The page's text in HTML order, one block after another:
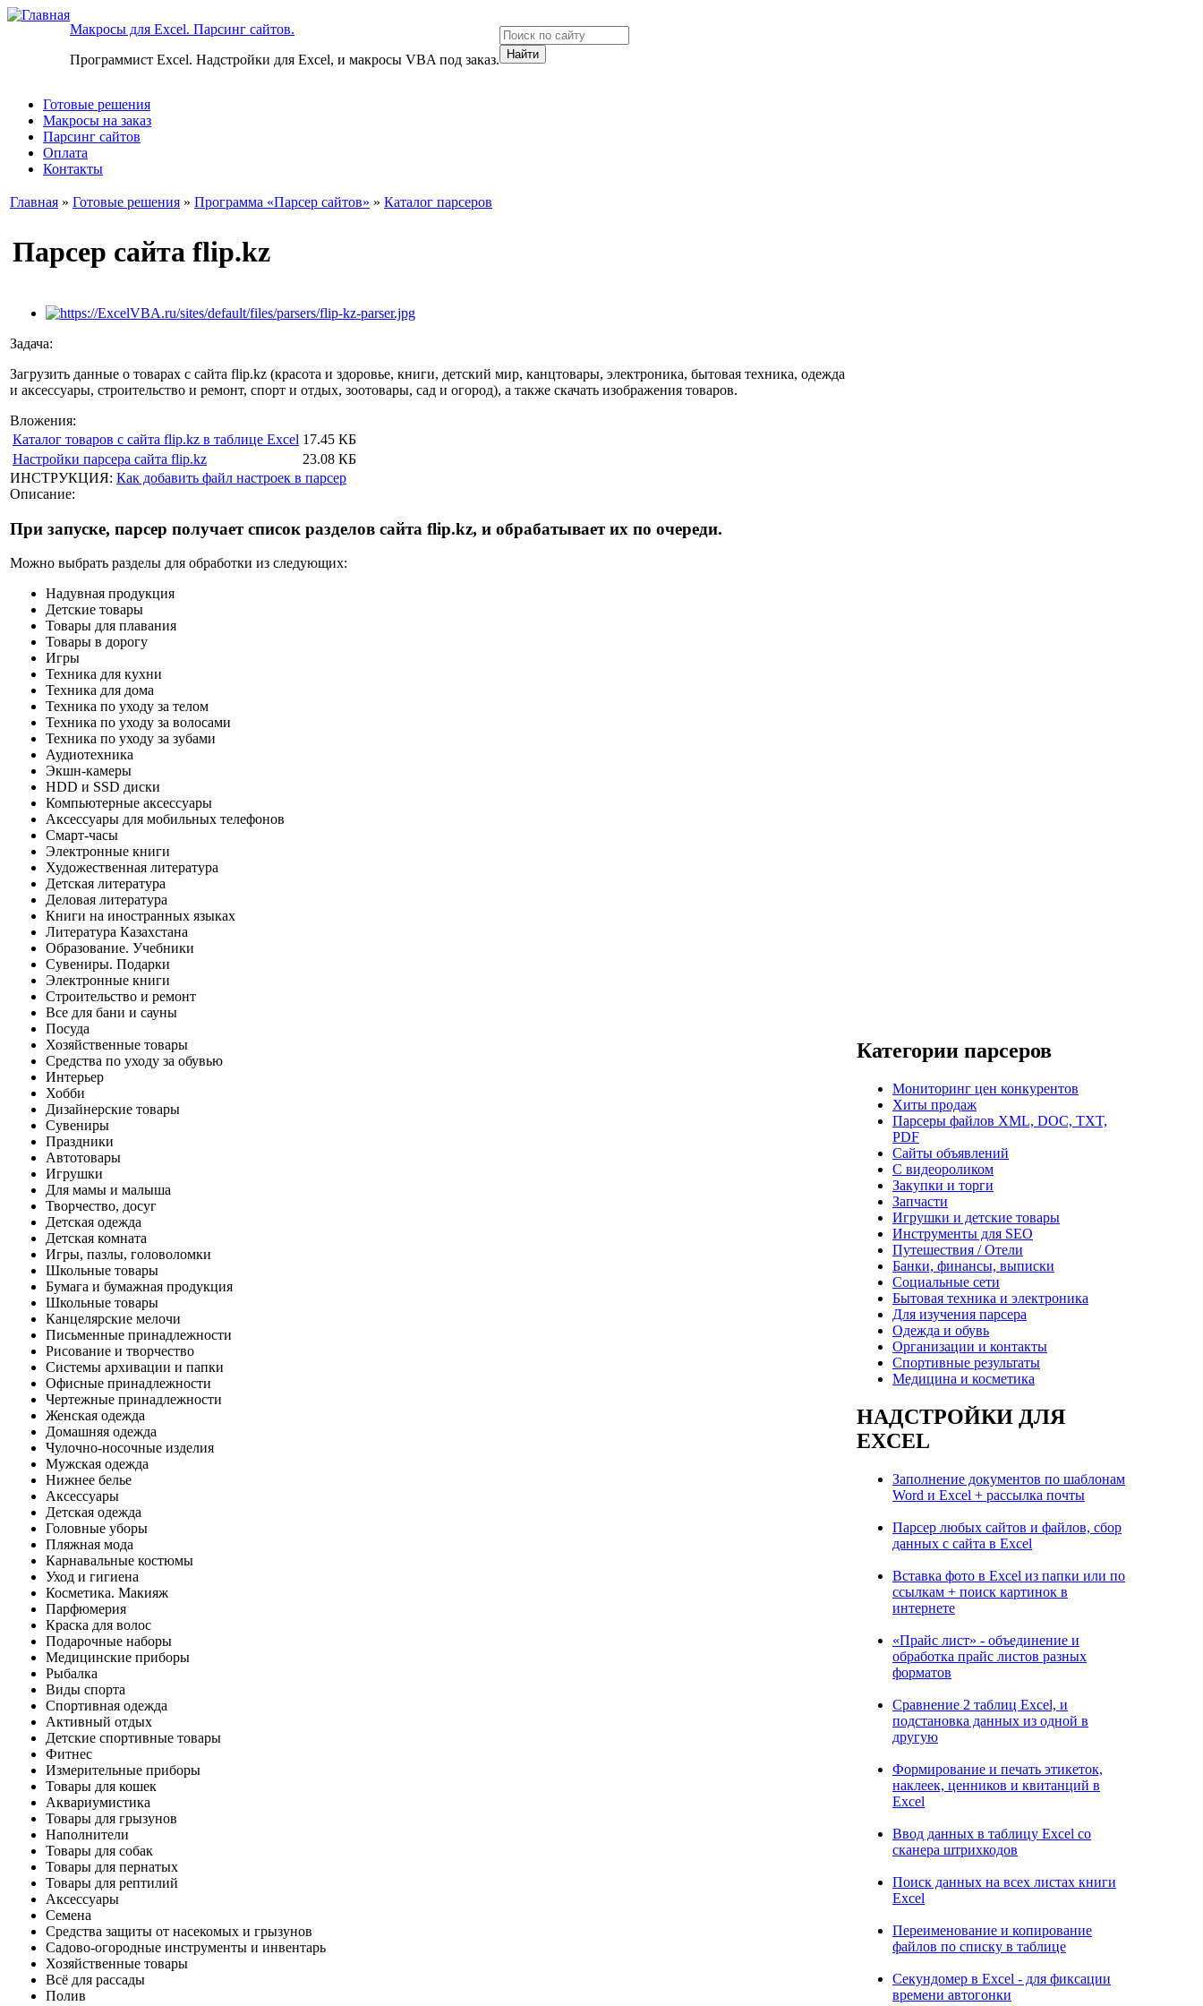
Макросы для Excel. Парсинг сайтов.
Программист Excel. Надстройки для Excel, и макросы VBA под заказ.
Готовые решения
Макросы на заказ
Парсинг сайтов
Оплата
Контакты
Главная » Готовые решения » Программа «Парсер сайтов» » Каталог парсеров
Парсер сайта flip.kz
Задача:
Загрузить данные о товарах с сайта flip.kz (красота и здоровье, книги, детский мир, канцтовары, электроника, бытовая техника, одежда
и аксессуары, строительство и ремонт, спорт и отдых, зоотовары, сад и огород), а также скачать изображения товаров.
Вложения:
Каталог товаров с сайта flip.kz в таблице Excel 17.45 КБ
Настройки парсера сайта flip.kz
23.08 КБ
ИНСТРУКЦИЯ: Как добавить файл настроек в парсер
Описание:
При запуске, парсер получает список разделов сайта flip.kz, и обрабатывает их по очереди.
Можно выбрать разделы для обработки из следующих:
Надувная продукция
Детские товары
Товары для плавания
Товары в дорогу
Игры
Техника для кухни
Техника для дома
Техника по уходу за телом
Техника по уходу за волосами
Техника по уходу за зубами
Аудиотехника
Экшн-камеры
HDD и SSD диски
Компьютерные аксессуары
Аксессуары для мобильных телефонов
Смарт-часы
Электронные книги
Художественная литература
Детская литература
Деловая литература
Книги на иностранных языках
Литература Казахстана
Образование. Учебники
Сувениры. Подарки
Электронные книги
Строительство и ремонт
Все для бани и сауны
Посуда
Хозяйственные товары
Средства по уходу за обувью
Интерьер
Хобби
Дизайнерские товары
Сувениры
Праздники
Автотовары
Игрушки
Для мамы и малыша
Творчество, досуг
Детская одежда
Детская комната
Игры, пазлы, головоломки
Школьные товары
Бумага и бумажная продукция
Школьные товары
Канцелярские мелочи
Письменные принадлежности
Рисование и творчество
Системы архивации и папки
Офисные принадлежности
Чертежные принадлежности
Женская одежда
Домашняя одежда
Чулочно-носочные изделия
Мужская одежда
Нижнее белье
Аксессуары
Детская одежда
Головные уборы
Пляжная мода
Карнавальные костюмы
Уход и гигиена
Косметика. Макияж
Парфюмерия
Краска для волос
Подарочные наборы
Медицинские приборы
Рыбалка
Виды спорта
Спортивная одежда
Активный отдых
Детские спортивные товары
Фитнес
Измерительные приборы
Товары для кошек
Аквариумистика
Товары для грызунов
Наполнители
Товары для собак
Товары для пернатых
Товары для рептилий
Аксессуары
Семена
Средства защиты от насекомых и грызунов
Садово-огородные инструменты и инвентарь
Хозяйственные товары
Всё для рассады
Полив
Категории парсеров
Мониторинг цен конкурентов
Хиты продаж
Парсеры файлов XML, DOC, TXT,
PDF
Сайты объявлений
С видеороликом
Закупки и торги
Запчасти
Игрушки и детские товары
Инструменты для SEO
Путешествия / Отели
Банки, финансы, выписки
Социальные сети
Бытовая техника и электроника
Для изучения парсера
Одежда и обувь
Организации и контакты
Спортивные результаты
Медицина и косметика
НАДСТРОЙКИ ДЛЯ
EXCEL
Заполнение документов по шаблонам
Word и Excel + рассылка почты
Парсер любых сайтов и файлов, сбор
данных с сайта в Excel
Вставка фото в Excel из папки или по
ссылкам + поиск картинок в
интернете
«Прайс лист» - объединение и
обработка прайс листов разных
форматов
Сравнение 2 таблиц Excel, и
подстановка данных из одной в
другую
Формирование и печать этикеток,
наклеек, ценников и квитанций в
Excel
Ввод данных в таблицу Excel со
сканера штрихкодов
Поиск данных на всех листах книги
Excel
Переименование и копирование
файлов по списку в таблице
Секундомер в Excel - для фиксации
времени автогонки